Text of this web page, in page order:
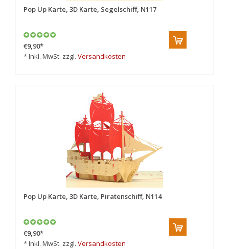
Pop Up Karte, 3D Karte, Segelschiff, N117
€9,90*
* Inkl. MwSt. zzgl. Versandkosten
Pop Up Karte, 3D Karte, Piratenschiff, N114
€9,90*
* Inkl. MwSt. zzgl. Versandkosten